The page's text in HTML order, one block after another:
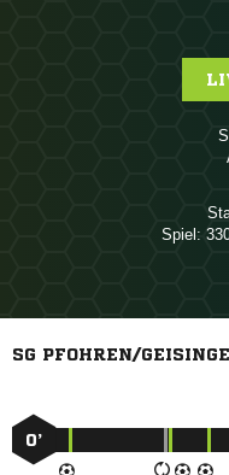
Spiel:
SG PFOHREN/
0’